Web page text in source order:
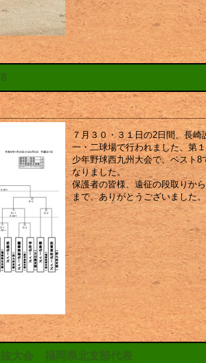
７月３０・３１日の2日間、長崎
一・二球場で行われました、第
少年野球西九州大会で、ベスト8
なりました。
保護者の皆様、遠征の段取りか
まで、ありがとうございました
抜大会 福岡県北支部代表